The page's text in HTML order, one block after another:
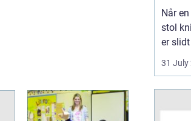
Når
stol
er
købe
31 July